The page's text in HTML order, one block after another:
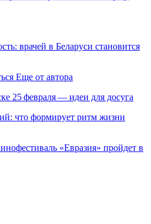
врачей в Беларуси становится
Еще от автора
25 февраля — идеи для досуга
что формирует ритм жизни
«Евразия» пройдет в